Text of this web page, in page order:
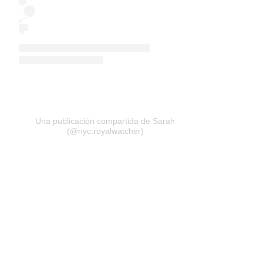
Una publicación compartida de Sarah
(@nyc.royalwatcher)